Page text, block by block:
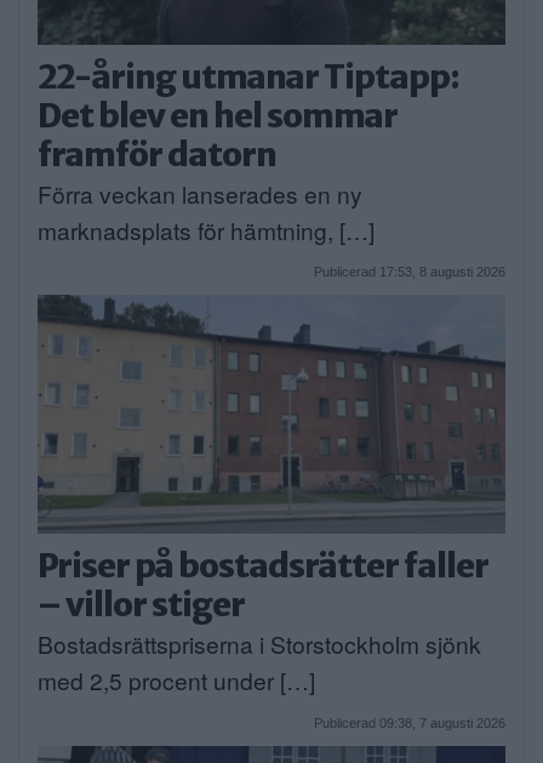
22-åring utmanar Tiptapp:
Det blev en hel sommar
framför datorn
Förra veckan lanserades en ny
marknadsplats för hämtning, […]
Publicerad 17:53, 8 augusti 2026
Priser på bostadsrätter faller
– villor stiger
Bostadsrättspriserna i Storstockholm sjönk
med 2,5 procent under […]
Publicerad 09:38, 7 augusti 2026